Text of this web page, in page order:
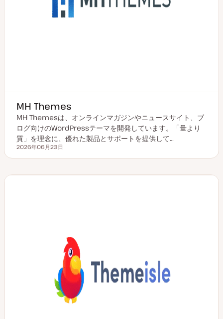
MH Themes
MH Themesは、オンラインマガジンやニュースサイト、ブ
ログ向けのWordPressテーマを開発しています。「量より
質」を理念に、優れた製品とサポートを提供して…
更新日
2026年06月23日